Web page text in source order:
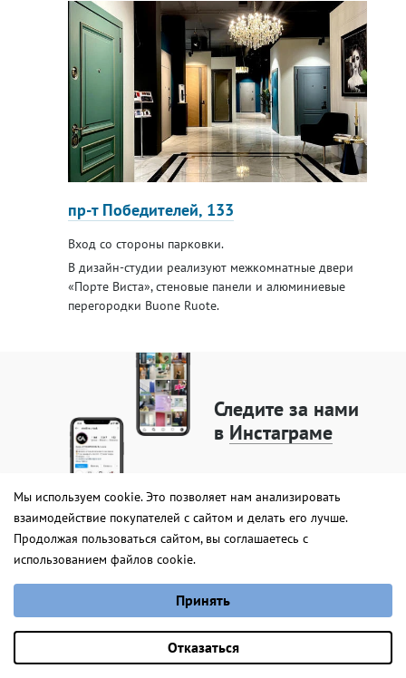
Марана
от 1 955 руб.
Оставить заявку
пр-т Победителей, 133
Вход со стороны парковки.
В дизайн-студии реализуют межкомнатные двери
«Порте Виста», стеновые панели и алюминиевые
перегородки Buone Ruote.
Следите за нами
в Инстаграме
Смотрите обзоры
дверейна Ютубе
+375 44 770-86-46
менеджеры ответят
на вопросы с 10 до 20,
Мы используем cookie. Это позволяет нам анализировать
взаимодействие покупателей с сайтом и делать его лучше.
Продолжая пользоваться сайтом, вы соглашаетесь с
использованием файлов cookie.
Выберите настройки cookie
Аналитические/Функциональные
Принять
Отказаться